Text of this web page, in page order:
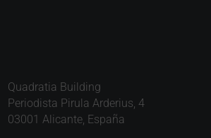
Quadratia Building
Periodista Pirula Arderius, 4
03001 Alicante, España